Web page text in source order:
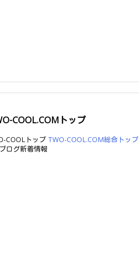
COOL.COMトップ
TWO-COOL.COM総合トップ
ブログ新着情報